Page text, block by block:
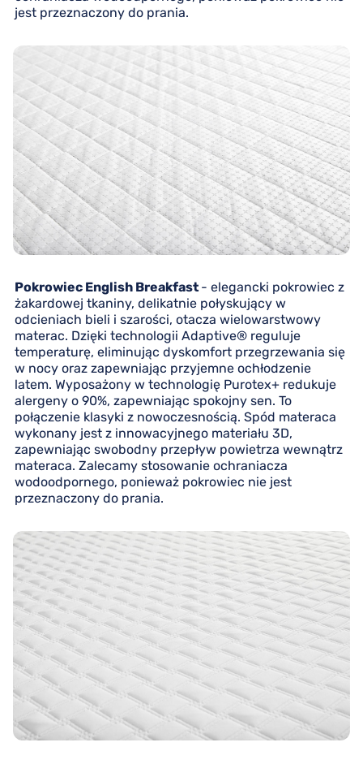
jest przeznaczony do prania.
Pokrowiec English Breakfast - elegancki pokrowiec z
żakardowej tkaniny, delikatnie połyskujący w
odcieniach bieli i szarości, otacza wielowarstwowy
materac. Dzięki technologii Adaptive® reguluje
temperaturę, eliminując dyskomfort przegrzewania się
w nocy oraz zapewniając przyjemne ochłodzenie
latem. Wyposażony w technologię Purotex+ redukuje
alergeny o 90%, zapewniając spokojny sen. To
połączenie klasyki z nowoczesnością. Spód materaca
wykonany jest z innowacyjnego materiału 3D,
zapewniając swobodny przepływ powietrza wewnątrz
materaca. Zalecamy stosowanie ochraniacza
wodoodpornego, ponieważ pokrowiec nie jest
przeznaczony do prania.